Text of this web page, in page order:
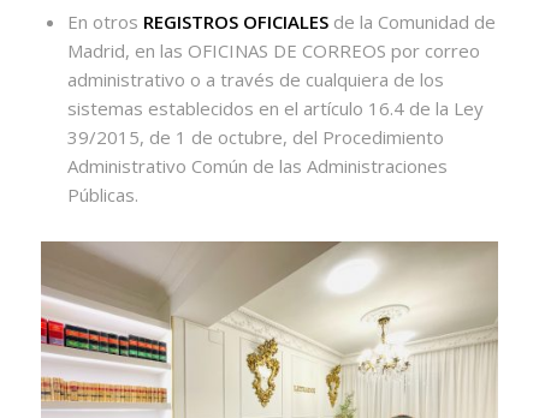
En otros REGISTROS OFICIALESde la Comunidad de
Madrid, en las OFICINAS DE CORREOS por correo
administrativo o a través de cualquiera de los
sistemas establecidos en el artículo 16.4 de la Ley
39/2015, de 1 de octubre, del Procedimiento
Administrativo Común de las Administraciones
Públicas.